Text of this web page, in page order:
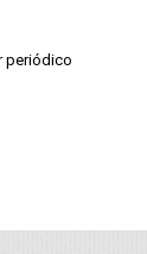
periódico